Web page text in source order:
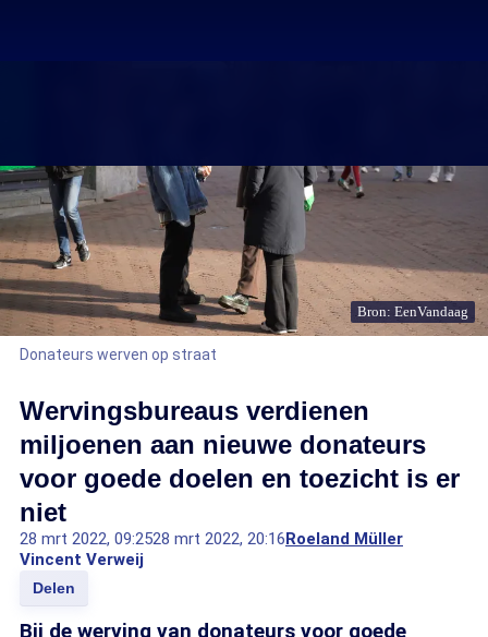
Bron: EenVandaag
Donateurs werven op straat
Wervingsbureaus verdienen
miljoenen aan nieuwe donateurs
voor goede doelen en toezicht is er
niet
28 mrt 2022, 09:2528 mrt 2022, 20:16Roeland Müller
Vincent Verweij
Delen
Bij de werving van donateurs voor goede